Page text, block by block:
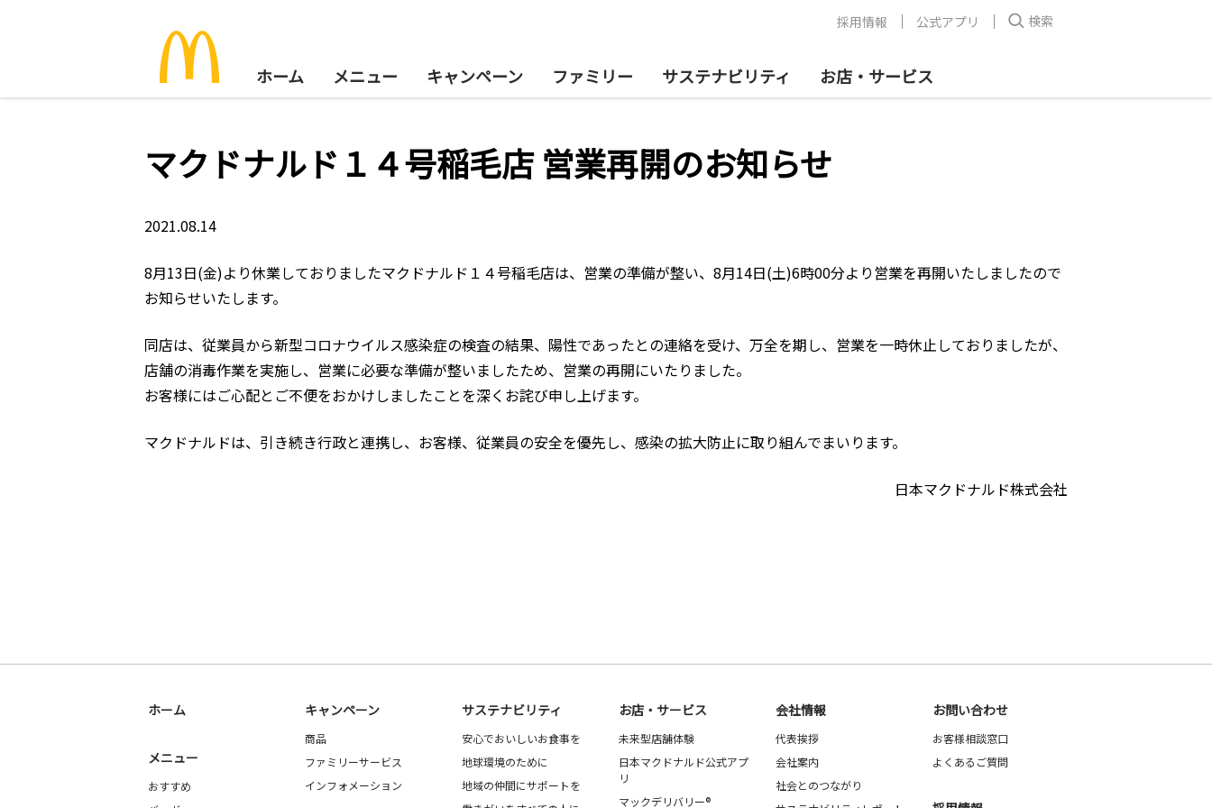
ホーム メニュー キャンペーン ファミリー サステナビリティ お店・サービス
採用情報 公式アプリ 検索
マクドナルド１４号稲毛店 営業再開のお知らせ
2021.08.14
8月13日(金)より休業しておりましたマクドナルド１４号稲毛店は、営業の準備が整い、8月14日(土)6時00分より営業を再開いたしましたので
お知らせいたします。
同店は、従業員から新型コロナウイルス感染症の検査の結果、陽性であったとの連絡を受け、万全を期し、営業を一時休止しておりましたが、
店舗の消毒作業を実施し、営業に必要な準備が整いましたため、営業の再開にいたりました。
お客様にはご心配とご不便をおかけしましたことを深くお詫び申し上げます。
マクドナルドは、引き続き行政と連携し、お客様、従業員の安全を優先し、感染の拡大防止に取り組んでまいります。
日本マクドナルド株式会社
ホーム
メニュー
おすすめ
キャンペーン
商品
ファミリーサービス
インフォメーション
サステナビリティ
安心でおいしいお食事を
地球環境のために
地域の仲間にサポートを
お店・サービス
未来型店舗体験
日本マクドナルド公式アプ
リ
マックデリバリー®
会社情報
代表挨拶
会社案内
社会とのつながり
お問い合わせ
お客様相談窓口
よくあるご質問